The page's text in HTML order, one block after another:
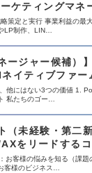
ケティングマネ
策定と実行 事業利益の最
LP制作、LIN…
ージャー候補）
イティブファー
他にはない3つの価値 1.
私たちのゴー…
（未経験・第二
をリードする
客様の悩みを知る（課題
客様のビジネス…